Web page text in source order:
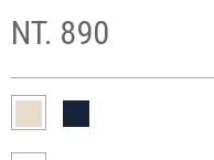
NT. 890